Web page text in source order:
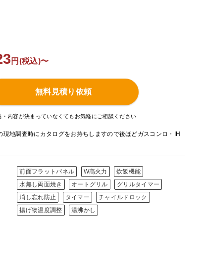
円(税込)〜
無料見積り依頼
・内容が決まっていなくてもお気軽にご相談ください
地調査時にカタログをお持ちしますので後ほどガスコンロ・IH
前面フラットパネル W高火力
炊飯機能
水無し両面焼き
オートグリル
グリルタイマー
消し忘れ防止
タイマー
チャイルドロック
揚げ物温度調整
湯沸かし